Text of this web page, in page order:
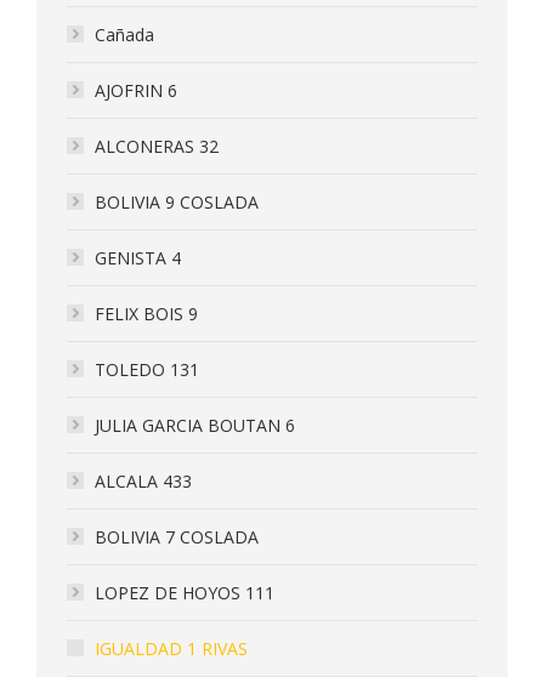
Cañada
AJOFRIN 6
ALCONERAS 32
BOLIVIA 9 COSLADA
GENISTA 4
FELIX BOIS 9
TOLEDO 131
JULIA GARCIA BOUTAN 6
ALCALA 433
BOLIVIA 7 COSLADA
LOPEZ DE HOYOS 111
IGUALDAD 1 RIVAS